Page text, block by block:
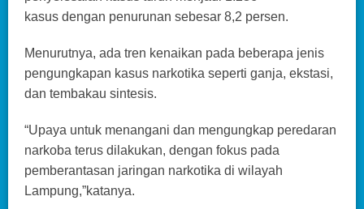
kasus dengan penurunan sebesar 8,2 persen.
Menurutnya, ada tren kenaikan pada beberapa jenis
pengungkapan kasus narkotika seperti ganja, ekstasi,
dan tembakau sintesis.
“Upaya untuk menangani dan mengungkap peredaran
narkoba terus dilakukan, dengan fokus pada
pemberantasan jaringan narkotika di wilayah
Lampung,”katanya.